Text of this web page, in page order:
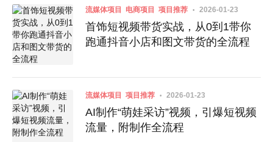
流媒体项目 电商项目 项目推荐 2026-01-23
首饰短视频带货实战，从0到1带你
跑通抖音小店和图文带货的全流程
流媒体项目 项目推荐 2026-01-23
AI制作“萌娃采访”视频，引爆短视频
流量，附制作全流程